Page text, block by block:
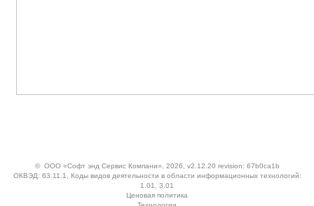
© ООО «Софт энд Сервис Компани» , 2026, v2.12.20 revision: 67b0ca1b
ОКВЭД: 63.11.1, Коды видов деятельности в области информационных технологий:
1.01, 3.01
Ценовая политика